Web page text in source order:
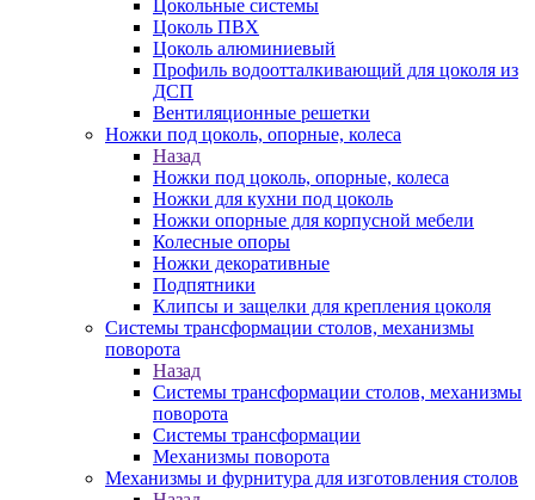
Цокольные системы
Цоколь ПВХ
Цоколь алюминиевый
Профиль водоотталкивающий для цоколя из
ДСП
Вентиляционные решетки
Ножки под цоколь, опорные, колеса
Назад
Ножки под цоколь, опорные, колеса
Ножки для кухни под цоколь
Ножки опорные для корпусной мебели
Колесные опоры
Ножки декоративные
Подпятники
Клипсы и защелки для крепления цоколя
Системы трансформации столов, механизмы
поворота
Назад
Системы трансформации столов, механизмы
поворота
Системы трансформации
Механизмы поворота
Механизмы и фурнитура для изготовления столов